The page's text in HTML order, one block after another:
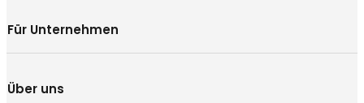
Für Unternehmen
Über uns